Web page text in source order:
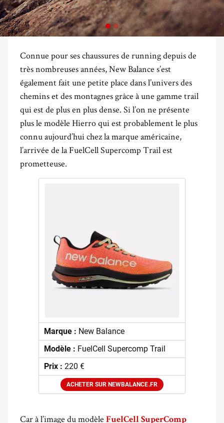
Connue pour ses chaussures de running depuis de
très nombreuses années, New Balance s’est
également fait une petite place dans l’univers des
chemins et des montagnes grâce à une gamme trail
qui est de plus en plus dense. Si l’on ne présente
plus le modèle Hierro qui est probablement le plus
connu aujourd’hui chez la marque américaine,
l’arrivée de la FuelCell Supercomp Trail est
prometteuse.
Marque : New Balance
Modèle : FuelCell Supercomp Trail
Prix : 220 €
ACHETER SUR NEWBALANCE.FR
Car à l’image du modèle FuelCell SuperComp